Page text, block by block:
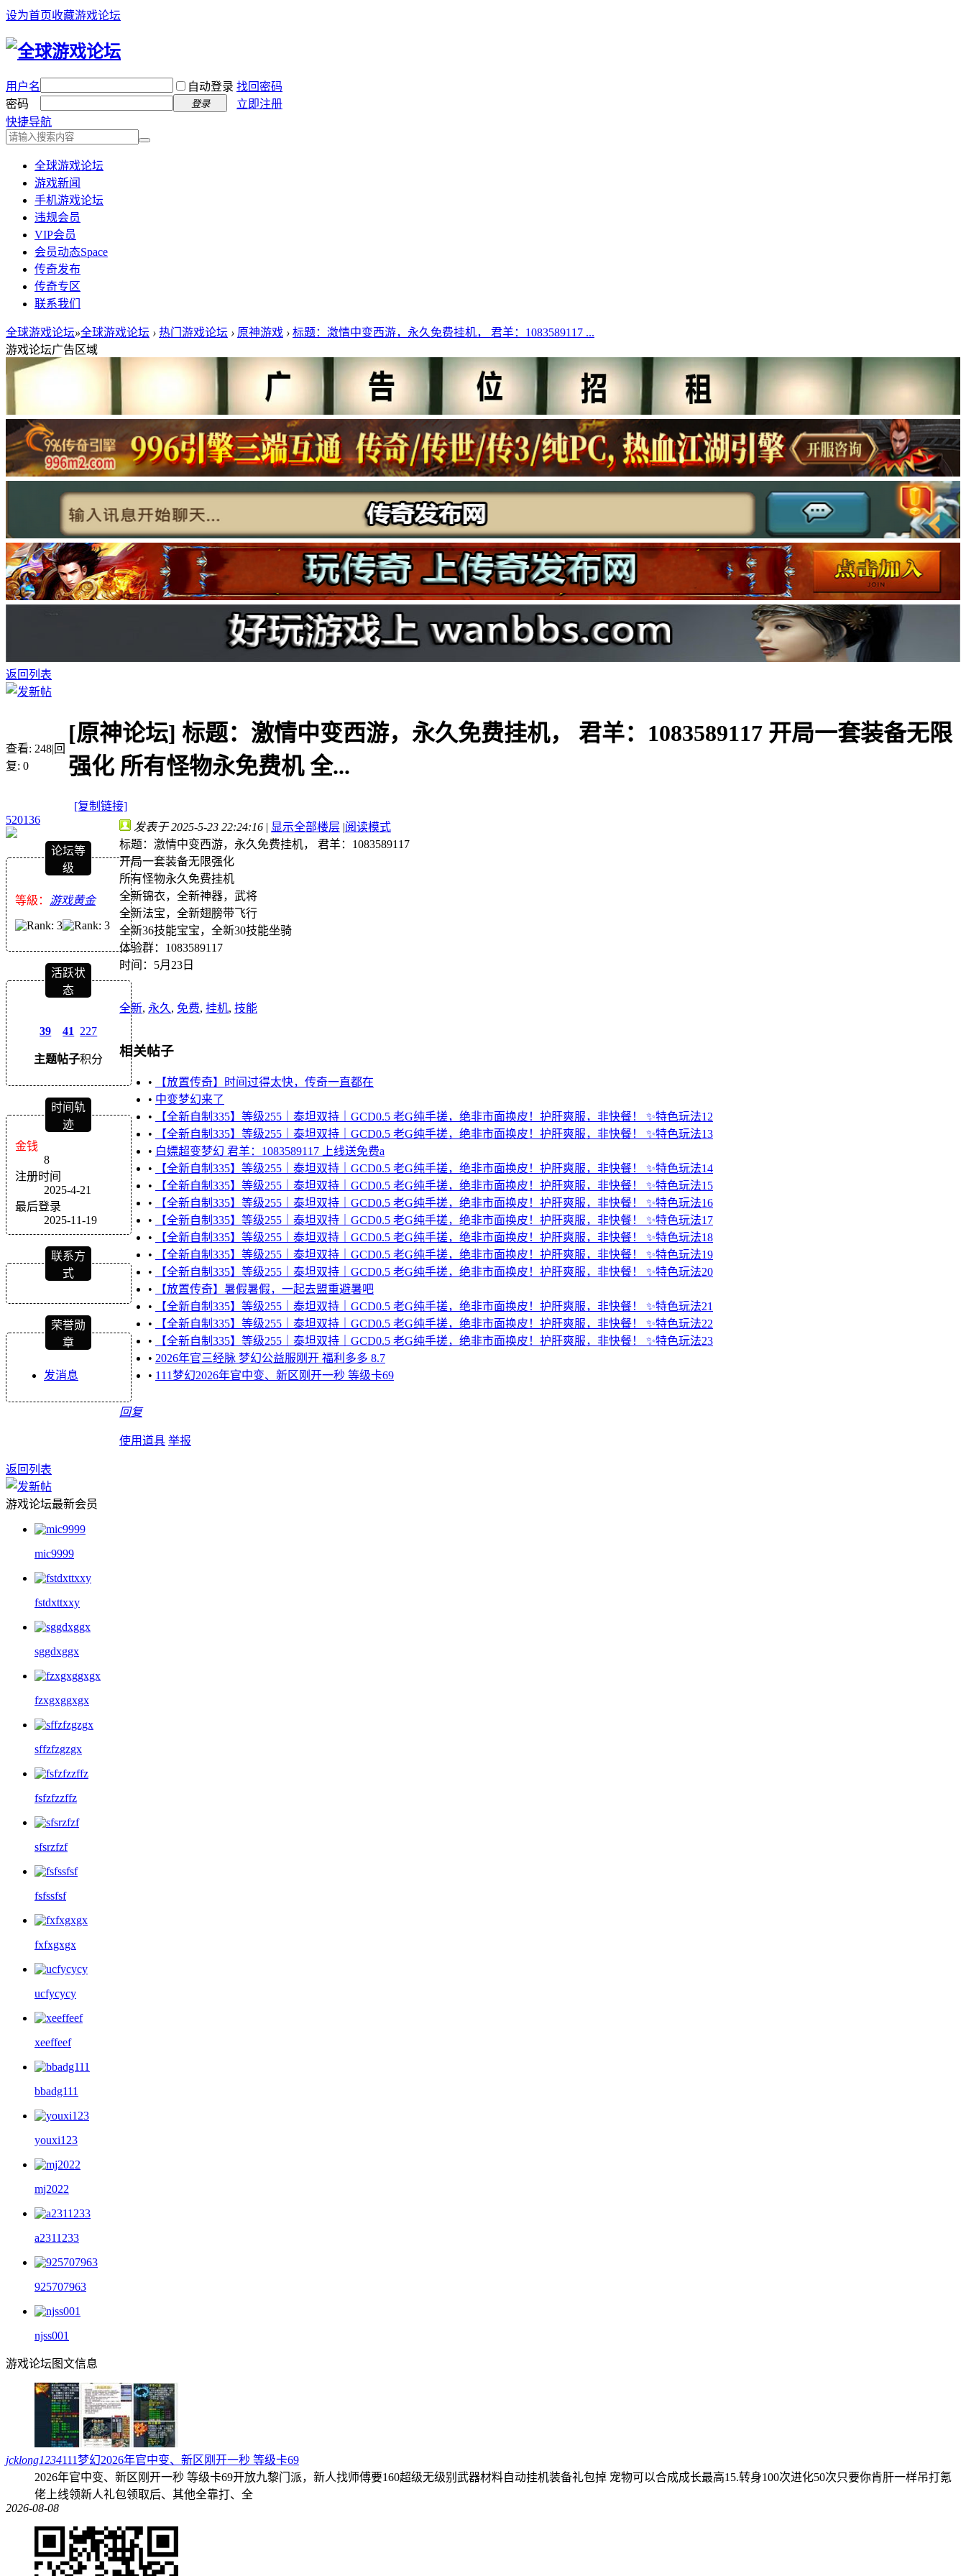
设为首页收藏游戏论坛
用户名 自动登录 找回密码
密码
登录
立即注册
快捷导航
全球游戏论坛
游戏新闻
手机游戏论坛
违规会员
VIP会员
会员动态Space
传奇发布
传奇专区
联系我们
全球游戏论坛»全球游戏论坛 › 热门游戏论坛 › 原神游戏 › 标题：激情中变西游，永久免费挂机， 君羊：1083589117 ...
游戏论坛广告区域
返回列表
查看: 248|回
复: 0
[原神论坛] 标题：激情中变西游，永久免费挂机， 君羊：1083589117 开局一套装备无限
强化 所有怪物永免费机 全...
[复制链接]
520136
论坛等
级
等級： 游戏黄金
活跃状
态
39
主题
41
帖子
227
积分
时间轨
迹
金钱
8
注册时间
2025-4-21
最后登录
2025-11-19
联系方
式
荣誉勋
章
发消息
发表于 2025-5-23 22:24:16 | 显示全部楼层 |阅读模式
标题：激情中变西游，永久免费挂机， 君羊：1083589117
开局一套装备无限强化
所有怪物永久免费挂机
全新锦衣，全新神器，武将
全新法宝，全新翅膀带飞行
全新36技能宝宝，全新30技能坐骑
体验群：1083589117
时间：5月23日
全新, 永久 , 免费, 挂机, 技能
相关帖子
•
【放置传奇】时间过得太快，传奇一直都在
• 中变梦幻来了
•
【全新自制335】等级255｜泰坦双持｜GCD0.5 老G纯手搓，绝非市面换皮！护肝爽服，非快餐！ ✨特色玩法12
•
【全新自制335】等级255｜泰坦双持｜GCD0.5 老G纯手搓，绝非市面换皮！护肝爽服，非快餐！ ✨特色玩法13
• 白嫖超变梦幻 君羊：1083589117 上线送免费a
•
【全新自制335】等级255｜泰坦双持｜GCD0.5 老G纯手搓，绝非市面换皮！护肝爽服，非快餐！ ✨特色玩法14
•
【全新自制335】等级255｜泰坦双持｜GCD0.5 老G纯手搓，绝非市面换皮！护肝爽服，非快餐！ ✨特色玩法15
•
【全新自制335】等级255｜泰坦双持｜GCD0.5 老G纯手搓，绝非市面换皮！护肝爽服，非快餐！ ✨特色玩法16
•
【全新自制335】等级255｜泰坦双持｜GCD0.5 老G纯手搓，绝非市面换皮！护肝爽服，非快餐！ ✨特色玩法17
•
【全新自制335】等级255｜泰坦双持｜GCD0.5 老G纯手搓，绝非市面换皮！护肝爽服，非快餐！ ✨特色玩法18
•
【全新自制335】等级255｜泰坦双持｜GCD0.5 老G纯手搓，绝非市面换皮！护肝爽服，非快餐！ ✨特色玩法19
•
【全新自制335】等级255｜泰坦双持｜GCD0.5 老G纯手搓，绝非市面换皮！护肝爽服，非快餐！ ✨特色玩法20
•
【放置传奇】暑假暑假，一起去盟重避暑吧
•
【全新自制335】等级255｜泰坦双持｜GCD0.5 老G纯手搓，绝非市面换皮！护肝爽服，非快餐！ ✨特色玩法21
•
【全新自制335】等级255｜泰坦双持｜GCD0.5 老G纯手搓，绝非市面换皮！护肝爽服，非快餐！ ✨特色玩法22
•
【全新自制335】等级255｜泰坦双持｜GCD0.5 老G纯手搓，绝非市面换皮！护肝爽服，非快餐！ ✨特色玩法23
• 2026年官三经脉 梦幻公益服刚开 福利多多 8.7
• 111梦幻2026年官中变、新区刚开一秒 等级卡69
回复
使用道具 举报
返回列表
游戏论坛最新会员
mic9999
fstdxttxxy
sggdxggx
fzxgxggxgx
sffzfzgzgx
fsfzfzzffz
sfsrzfzf
fsfssfsf
fxfxgxgx
ucfycycy
xeeffeef
bbadg111
youxi123
mj2022
a2311233
925707963
njss001
游戏论坛图文信息
jcklong1234111梦幻2026年官中变、新区刚开一秒 等级卡69
2026年官中变、新区刚开一秒 等级卡69开放九黎门派，新人找师傅要160超级无级别武器材料自动挂机装备礼包掉 宠物可以合成成长最高15.转身100次进化50次只要你肯肝一样吊打氪
佬上线领新人礼包领取后、其他全靠打、全
2026-08-08